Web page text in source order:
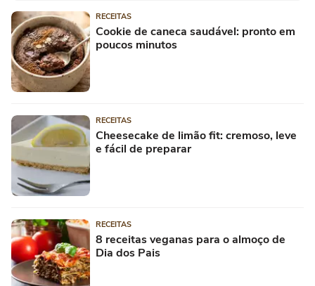
RECEITAS
Cookie de caneca saudável: pronto em
poucos minutos
RECEITAS
Cheesecake de limão fit: cremoso, leve
e fácil de preparar
RECEITAS
8 receitas veganas para o almoço de
Dia dos Pais